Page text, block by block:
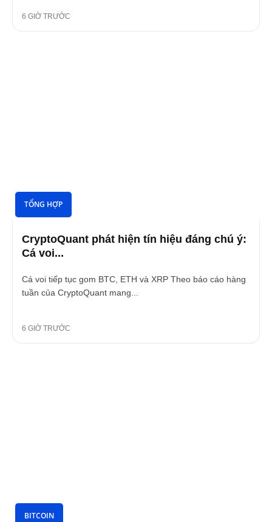
6 GIỜ TRƯỚC
TỔNG HỢP
CryptoQuant phát hiện tín hiệu đáng chú ý:
Cá voi...
Cá voi tiếp tục gom BTC, ETH và XRP Theo báo cáo hàng
tuần của CryptoQuant mang...
6 GIỜ TRƯỚC
BITCOIN